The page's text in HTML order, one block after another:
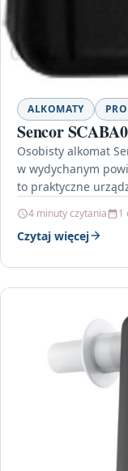
ALKOMATY
Sencor
Osobisty alkomat
w wydychanym
to praktyczne
4 minuty czytania 1
Czytaj więcej